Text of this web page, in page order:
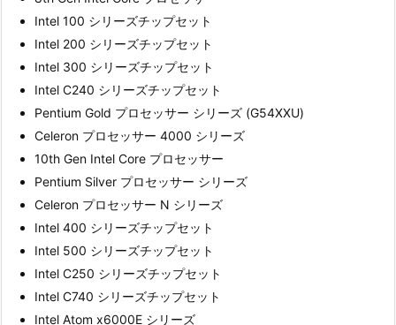
Intel 100 シリーズチップセット
Intel 200 シリーズチップセット
Intel 300 シリーズチップセット
Intel C240 シリーズチップセット
Pentium Gold プロセッサー シリーズ (G54XXU)
Celeron プロセッサー 4000 シリーズ
10th Gen Intel Core プロセッサー
Pentium Silver プロセッサー シリーズ
Celeron プロセッサー N シリーズ
Intel 400 シリーズチップセット
Intel 500 シリーズチップセット
Intel C250 シリーズチップセット
Intel C740 シリーズチップセット
Intel Atom x6000E シリーズ